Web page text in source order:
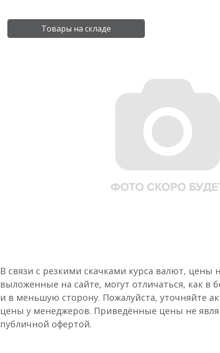
Товары на складе
В связи с резкими скачками курса валют, цены
выложенные на сайте, могут отличаться, как в
и в меньшую сторону. Пожалуйста, уточняйте
цены у менеджеров. Приведённые цены не
публичной офертой.